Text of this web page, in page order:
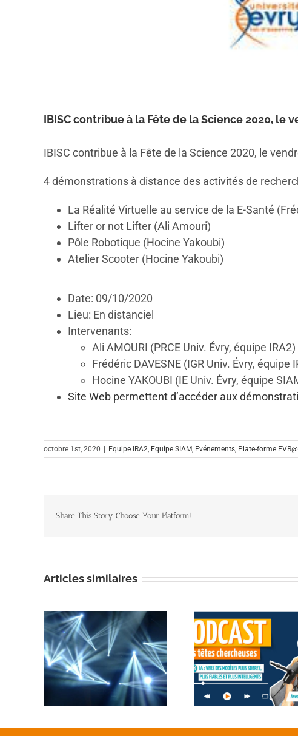
IBISC contribue à la Fête de la Science 2020, le
IBISC contribue à la Fête de la Science 2020, le
4 démonstrations à distance des activités de
La Réalité Virtuelle au service de la E-Santé
Lifter or not Lifter (Ali Amouri)
Pôle Robotique (Hocine Yakoubi)
Atelier Scooter (Hocine Yakoubi)
Date: 09/10/2020
Lieu: En distanciel
Intervenants:
Ali AMOURI (PRCE Univ. Évry, équipe IRA2)
Frédéric DAVESNE (IGR Univ. Évry, équipe
Hocine YAKOUBI (IE Univ. Évry, équipe
Site Web permettent d’accéder aux
octobre 1st, 2020 Equipe IRA2, Equipe SIAM, Evénements, Plate-forme EVR@
Share This Story, Choose Your Platform!
Articles similaires